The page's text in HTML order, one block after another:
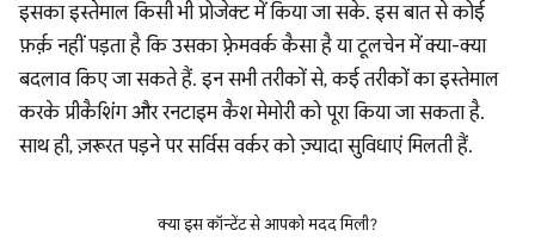
इसका इस्तेमाल किसी भी प्रोजेक्ट में किया जा सके. इस बात से कोई
फ़र्क़ नहीं पड़ता है कि उसका फ़्रेमवर्क कैसा है या टूलचेन में क्या-क्या
बदलाव किए जा सकते हैं. इन सभी तरीकों से, कई तरीकों का इस्तेमाल
करके प्रीकैशिंग और रनटाइम कैश मेमोरी को पूरा किया जा सकता है.
साथ ही, ज़रूरत पड़ने पर सर्विस वर्कर को ज़्यादा सुविधाएं मिलती हैं.
क्या इस कॉन्टेंट से आपको मदद मिली?